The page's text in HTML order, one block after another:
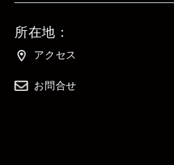
所在地：
アクセス
お問合せ